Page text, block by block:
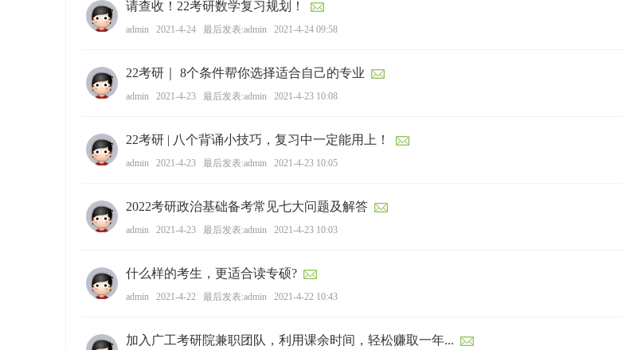
请查收！22考研数学复习规划！
admin 2021-4-24 最后发表:admin 2021-4-24 09:58
22考研｜ 8个条件帮你选择适合自己的专业
admin 2021-4-23 最后发表:admin 2021-4-23 10:08
22考研 | 八个背诵小技巧，复习中一定能用上！
admin 2021-4-23 最后发表:admin 2021-4-23 10:05
2022考研政治基础备考常见七大问题及解答
admin 2021-4-23 最后发表:admin 2021-4-23 10:03
什么样的考生，更适合读专硕?
admin 2021-4-22 最后发表:admin 2021-4-22 10:43
加入广工考研院兼职团队，利用课余时间，轻松赚取一年...